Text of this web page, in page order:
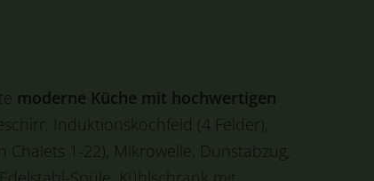
moderne Küche mit hochwertigen
Induktionskochfeld (4 Felder),
Chalets 1-22), Mikrowelle, Dunstabzug,